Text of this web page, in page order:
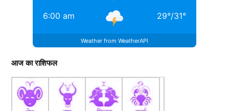
6:00 am 29°/31°
Weather from WeatherAPI
आज का राशिफल